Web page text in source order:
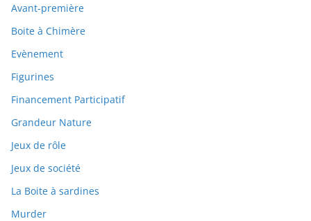
Avant-première
Boite à Chimère
Evènement
Figurines
Financement Participatif
Grandeur Nature
Jeux de rôle
Jeux de société
La Boite à sardines
Murder